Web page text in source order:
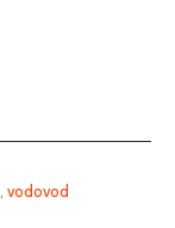
vodovod